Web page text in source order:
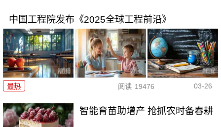
中国工程院发布《2025全球工程前沿》
最热 阅读 19476 03-26
智能育苗助增产 抢抓农时备春耕